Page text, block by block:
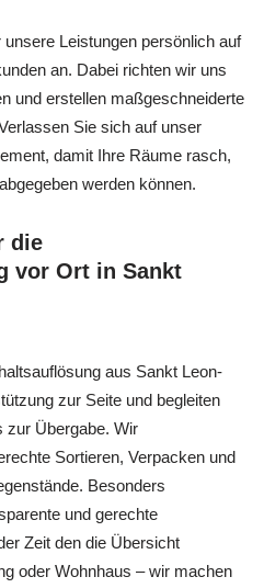
Leistungen persönlich auf
an. Dabei richten wir uns
und erstellen maßgeschneiderte
Sie sich auf unser
damit Ihre Räume rasch,
werden können.
die
vor Ort in Sankt
aus Sankt Leon-
zur Seite und begleiten
zur Übergabe. Wir
Sortieren, Verpacken und
Besonders
und gerechte
Zeit den die Übersicht
oder Wohnhaus – wir machen